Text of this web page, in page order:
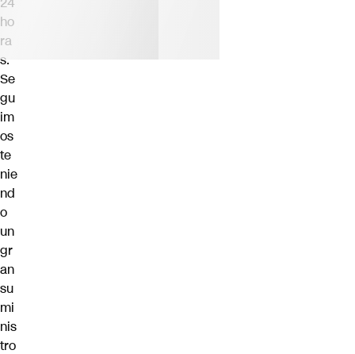
ho
ra
s.
Se
gu
im
os
te
nie
nd
o
un
gr
an
su
mi
nis
tro